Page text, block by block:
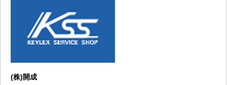
(株)開成